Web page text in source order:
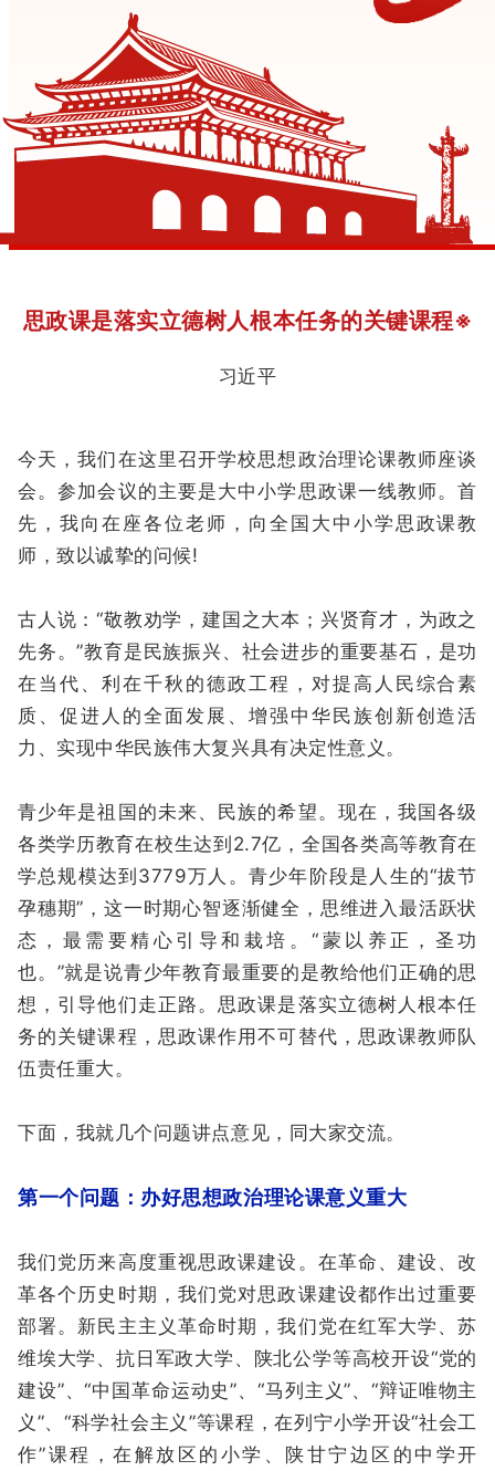
思政课是落实立德树人根本任务的关键课程※
习近平
今天，我们在这里召开学校思想政治理论课教师座谈
会。参加会议的主要是大中小学思政课一线教师。首
先，我向在座各位老师，向全国大中小学思政课教
师，致以诚挚的问候!
古人说：“敬教劝学，建国之大本；兴贤育才，为政之
先务。”教育是民族振兴、社会进步的重要基石，是功
在当代、利在千秋的德政工程，对提高人民综合素
质、促进人的全面发展、增强中华民族创新创造活
力、实现中华民族伟大复兴具有决定性意义。
青少年是祖国的未来、民族的希望。现在，我国各级
各类学历教育在校生达到2.7亿，全国各类高等教育在
学总规模达到3779万人。青少年阶段是人生的“拔节
孕穗期”，这一时期心智逐渐健全，思维进入最活跃状
态，最需要精心引导和栽培。“蒙以养正，圣功
也。”就是说青少年教育最重要的是教给他们正确的思
想，引导他们走正路。思政课是落实立德树人根本任
务的关键课程，思政课作用不可替代，思政课教师队
伍责任重大。
下面，我就几个问题讲点意见，同大家交流。
第一个问题：办好思想政治理论课意义重大
我们党历来高度重视思政课建设。在革命、建设、改
革各个历史时期，我们党对思政课建设都作出过重要
部署。新民主主义革命时期，我们党在红军大学、苏
维埃大学、抗日军政大学、陕北公学等高校开设“党的
建设”、“中国革命运动史”、“马列主义”、“辩证唯物主
义”、“科学社会主义”等课程，在列宁小学开设“社会工
作”课程，在解放区的小学、陕甘宁边区的中学开